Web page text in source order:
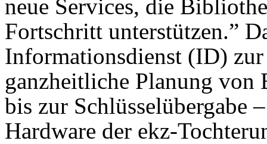
neue Services, die
Fortschritt unterstützen.”
Informationsdienst (ID)
ganzheitliche Planung
bis zur Schlüsselübergabe
Hardware der ekz-